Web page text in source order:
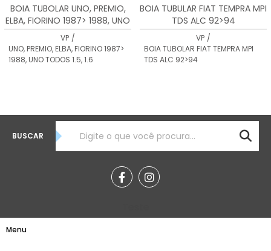
BOIA TUBOLAR UNO, PREMIO,
ELBA, FIORINO 1987> 1988, UNO
TODOS 1.5, 1.6
VP /
UNO, PREMIO, ELBA, FIORINO 1987>
1988, UNO TODOS 1.5, 1.6
BOIA TUBULAR FIAT TEMPRA MPI
TDS ALC 92>94
VP /
BOIA TUBOLAR FIAT TEMPRA MPI
TDS ALC 92>94
BUSCAR
Menu